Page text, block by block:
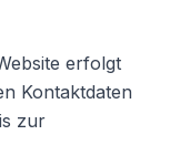
erfolgt
Kontaktdaten
zur